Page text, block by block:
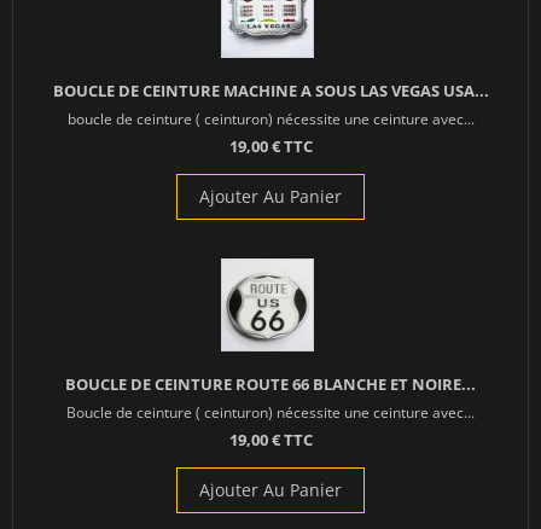
BOUCLE DE CEINTURE MACHINE A SOUS LAS VEGAS USA...
boucle de ceinture ( ceinturon) nécessite une ceinture avec...
19,00 € TTC
Ajouter Au Panier
BOUCLE DE CEINTURE ROUTE 66 BLANCHE ET NOIRE...
Boucle de ceinture ( ceinturon) nécessite une ceinture avec...
19,00 € TTC
Ajouter Au Panier